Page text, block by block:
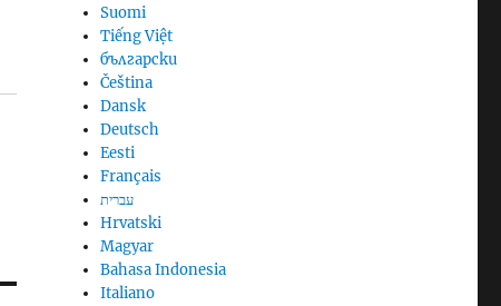
Suomi
Tiếng Việt
български
Čeština
Dansk
Deutsch
Eesti
Français
עברית
Hrvatski
Magyar
Bahasa Indonesia
Italiano